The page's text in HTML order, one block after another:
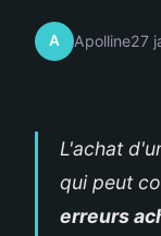
A Apolline27
L'achat
qui peut
erreurs